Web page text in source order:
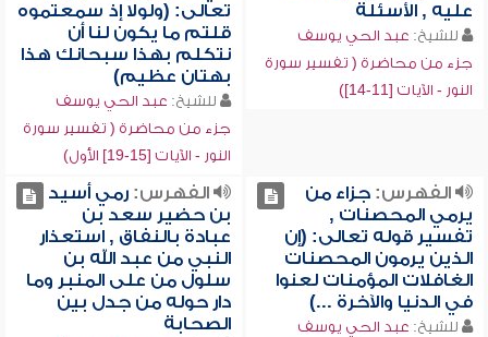
عليه , الأسئلة
للشيخ: عبد الحي يوسف
جزء من محاضرة ( تفسير سورة
النور - الآيات [11-14])
تعالى: (ولولا إذ سمعتموه
قلتم ما يكون لنا أن
نتكلم بهذا سبحانك هذا
بهتان عظيم)
للشيخ: عبد الحي يوسف
جزء من محاضرة ( تفسير سورة
النور - الآيات [15-19] الأول)
الفهرس:جزاء من
يرمي المحصنات ,
تفسير قوله تعالى: (إن
الذين يرمون المحصنات
الغافلات المؤمنات لعنوا
في الدنيا والآخرة ...)
للشيخ: عبد الحي يوسف
الفهرس:رمي أسيد
بن حضير سعد بن
عبادة بالنفاق , استعذار
النبي من عبد الله بن
سلول من على المنبر وما
دار حوله من جدل بين
الصحابة